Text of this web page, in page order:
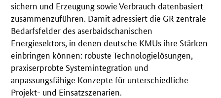
sichern und Erzeugung sowie Verbrauch datenbasiert
zusammenzuführen. Damit adressiert die GR zentrale
Bedarfsfelder des aserbaidschanischen
Energiesektors, in denen deutsche KMUs ihre Stärken
einbringen können: robuste Technologielösungen,
praxiserprobte Systemintegration und
anpassungsfähige Konzepte für unterschiedliche
Projekt- und Einsatzszenarien.